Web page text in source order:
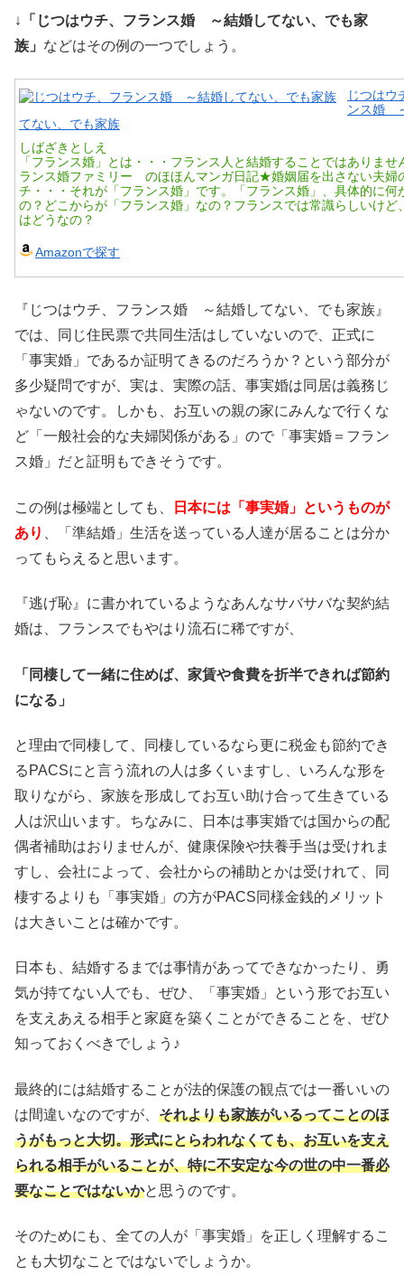
↓
「じつはウチ、フランス婚 ～結婚してない、でも家
族」 などはその例の一つでしょう。
じつはウ
ンス婚
てない、でも家族
しばざきとしえ
「フランス婚」とは・・・フランス人と結婚することではありま
ランス婚ファミリー のほほんマンガ日記★婚姻届を出さない夫婦
チ・・・それが「フランス婚」です。「フランス婚」、具体的に何
の？どこからが「フランス婚」なの？フランスでは常識らしいけど
はどうなの？
Amazonで探す
『じつはウチ、フランス婚 ～結婚してない、でも家族』
では、同じ住民票で共同生活はしていないので、正式に
「事実婚」であるか証明てきるのだろうか？という部分が
多少疑問ですが、実は、実際の話、事実婚は同居は義務じ
ゃないのです。しかも、お互いの親の家にみんなで行くな
ど「一般社会的な夫婦関係がある」ので「事実婚＝フラン
ス婚」だと証明もできそうです。
この例は極端としても、
日本には「事実婚」というものが
あり
、「準結婚」生活を送っている人達が居ることは分か
ってもらえると思います。
『逃げ恥』に書かれているようなあんなサバサバな契約結
婚は、フランスでもやはり流石に稀ですが、
「同棲して一緒に住めば、家賃や食費を折半できれば節約
になる」
と理由で同棲して、同棲しているなら更に税金も節約でき
るPACSにと言う流れの人は多くいますし、いろんな形を
取りながら、家族を形成してお互い助け合って生きている
人は沢山います。ちなみに、日本は事実婚では国からの配
偶者補助はおりませんが、健康保険や扶養手当は受けれま
すし、会社によって、会社からの補助とかは受けれて、同
棲するよりも「事実婚」の方がPACS同様金銭的メリット
は大きいことは確かです。
日本も、結婚するまでは事情があってできなかったり、勇
気が持てない人でも、ぜひ、「事実婚」という形でお互い
を支えあえる相手と家庭を築くことができることを、ぜひ
知っておくべきでしょう♪
最終的には結婚することが法的保護の観点では一番いいの
は間違いなのですが、 それよりも家族がいるってことのほ
うがもっと大切。形式にとらわれなくても、お互いを支え
られる相手がいることが、特に不安定な今の世の中一番必
要なことではないかと思うのです。
そのためにも、全ての人が「事実婚」を正しく理解するこ
とも大切なことではないでしょうか。